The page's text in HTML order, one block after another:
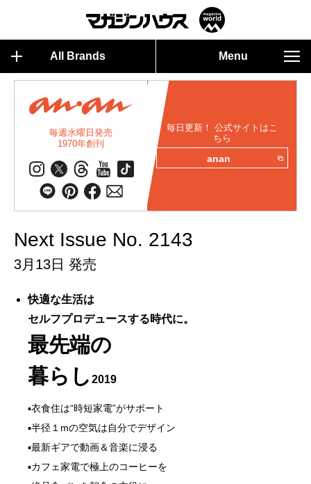
All Brands Menu
毎週水曜日発売
1970年創刊
毎日更新！ 公式サイトはこ
ちら
anan
Next Issue No. 2143
3月13日 発売
快適な生活は
セルフプロデュースする時代に。
最先端の
暮らし 2019
▪衣食住は“時短家電”がサポート
▪半径１mの空気は自分でデザイン
▪最新ギアで動画＆音楽に浸る
▪カフェ家電で極上のコーヒーを